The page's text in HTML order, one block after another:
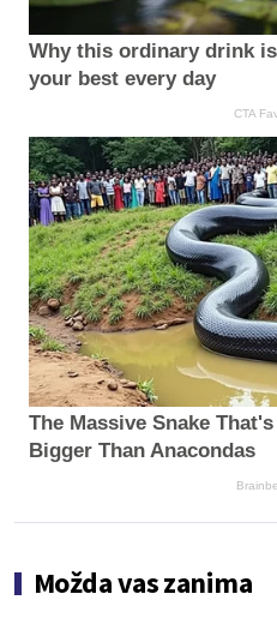
Why this ordinary drink
your best every day
CTA
The Massive Snake
Bigger Than Anacondas
Možda vas zanima